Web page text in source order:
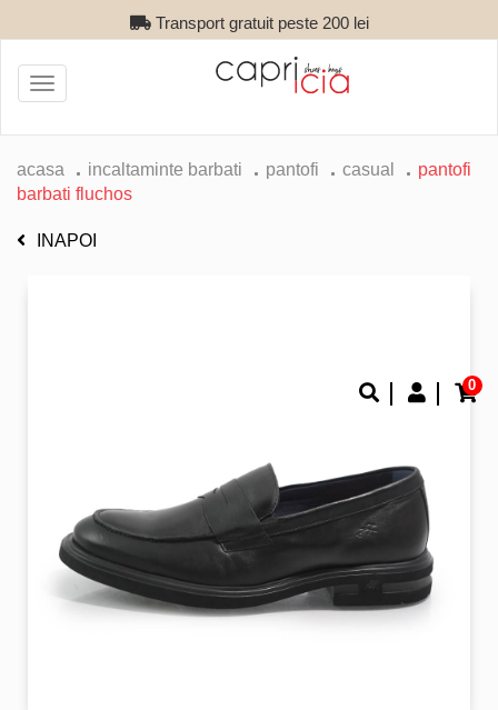
Transport gratuit peste 200 lei
0
Toggle
navigation
acasa incaltaminte barbati pantofi casual
pantofi
barbati fluchos
INAPOI